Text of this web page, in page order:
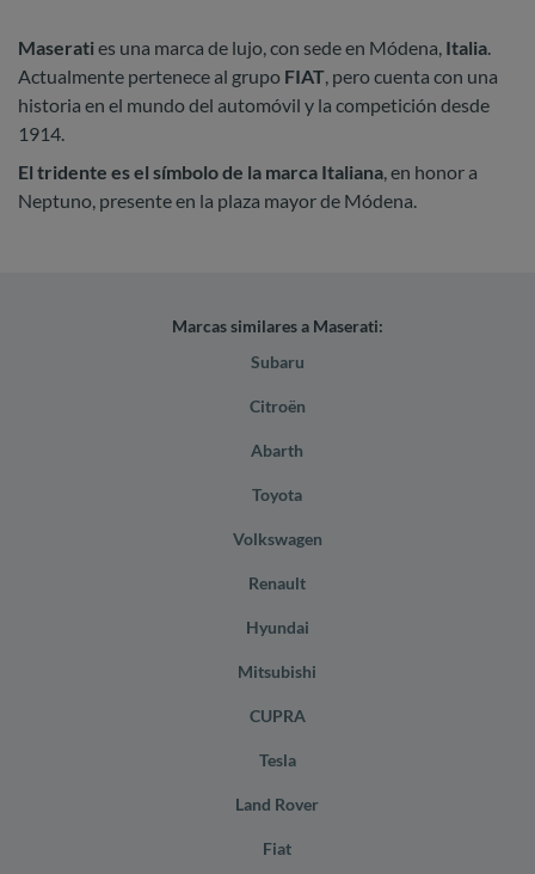
Maseraties una marca de lujo, con sede en Módena, Italia.
Actualmente pertenece al grupo FIAT, pero cuenta con una
historia en el mundo del automóvil y la competición desde
1914.
El tridente es el símbolo de la marca Italiana, en honor a
Neptuno, presente en la plaza mayor de Módena.
Marcas similares a Maserati:
Subaru
Citroën
Abarth
Toyota
Volkswagen
Renault
Hyundai
Mitsubishi
CUPRA
Tesla
Land Rover
Fiat